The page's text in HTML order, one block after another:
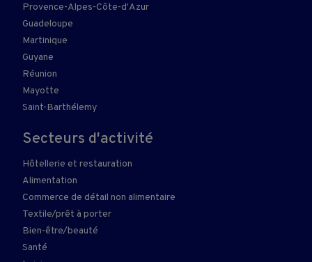
Provence-Alpes-Côte-d'Azur
Guadeloupe
Martinique
Guyane
Réunion
Mayotte
Saint-Barthélemy
Secteurs d'activité
Hôtellerie et restauration
Alimentation
Commerce de détail non alimentaire
Textile/prêt à porter
Bien-être/beauté
Santé